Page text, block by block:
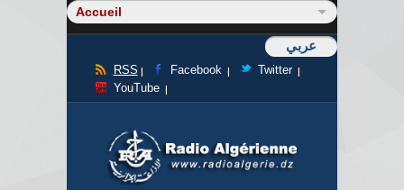
عربي
RSS Facebook
Twitter
YouTube